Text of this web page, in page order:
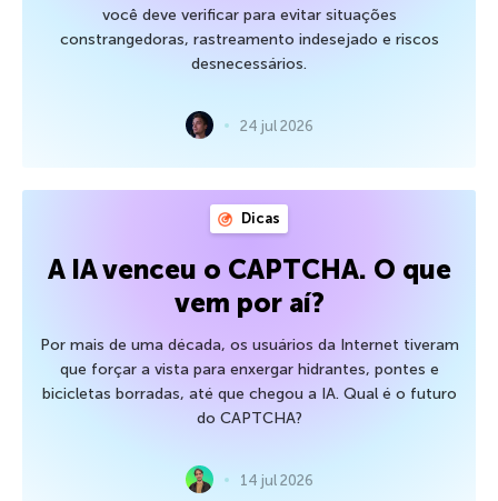
você deve verificar para evitar situações
constrangedoras, rastreamento indesejado e riscos
desnecessários.
24 jul 2026
Dicas
A IA venceu o CAPTCHA. O que
vem por aí?
Por mais de uma década, os usuários da Internet tiveram
que forçar a vista para enxergar hidrantes, pontes e
bicicletas borradas, até que chegou a IA. Qual é o futuro
do CAPTCHA?
14 jul 2026